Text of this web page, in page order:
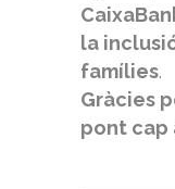
la
famílies.
Gràcies
pont cap